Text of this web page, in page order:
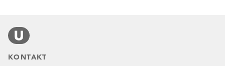
KONTAKT